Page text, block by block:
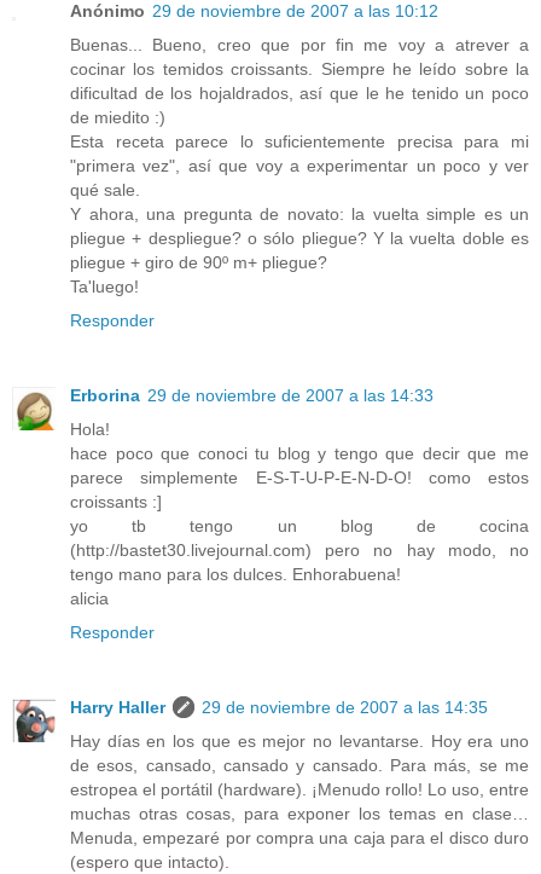
Anónimo 29 de noviembre de 2007 a las 10:12
Buenas... Bueno, creo que por fin me voy a atrever a
cocinar los temidos croissants. Siempre he leído sobre la
dificultad de los hojaldrados, así que le he tenido un poco
de miedito :)
Esta receta parece lo suficientemente precisa para mi
"primera vez", así que voy a experimentar un poco y ver
qué sale.
Y ahora, una pregunta de novato: la vuelta simple es un
pliegue + despliegue? o sólo pliegue? Y la vuelta doble es
pliegue + giro de 90º m+ pliegue?
Ta'luego!
Responder
Erborina 29 de noviembre de 2007 a las 14:33
Hola!
hace poco que conoci tu blog y tengo que decir que me
parece simplemente E-S-T-U-P-E-N-D-O! como estos
croissants :]
yo tb tengo un blog de cocina
(http://bastet30.livejournal.com) pero no hay modo, no
tengo mano para los dulces. Enhorabuena!
alicia
Responder
Harry Haller
29 de noviembre de 2007 a las 14:35
Hay días en los que es mejor no levantarse. Hoy era uno
de esos, cansado, cansado y cansado. Para más, se me
estropea el portátil (hardware). ¡Menudo rollo! Lo uso, entre
muchas otras cosas, para exponer los temas en clase…
Menuda, empezaré por compra una caja para el disco duro
(espero que intacto).